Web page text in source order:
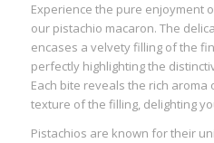
Experience the pure enjoyment
our pistachio macaron. The
encases a velvety filling of the
perfectly highlighting the
Each bite reveals the rich
texture of the filling, delighting
Pistachios are known for their